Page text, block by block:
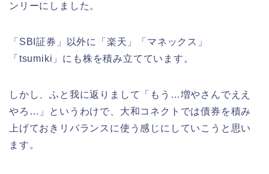
ンリーにしました。
「SBI証券」以外に「楽天」「マネックス」
「tsumiki」にも株を積み立てています。
しかし、ふと我に返りまして「もう…増やさんでええ
やろ…」というわけで、大和コネクトでは債券を積み
上げておきリバランスに使う感じにしていこうと思い
ます。